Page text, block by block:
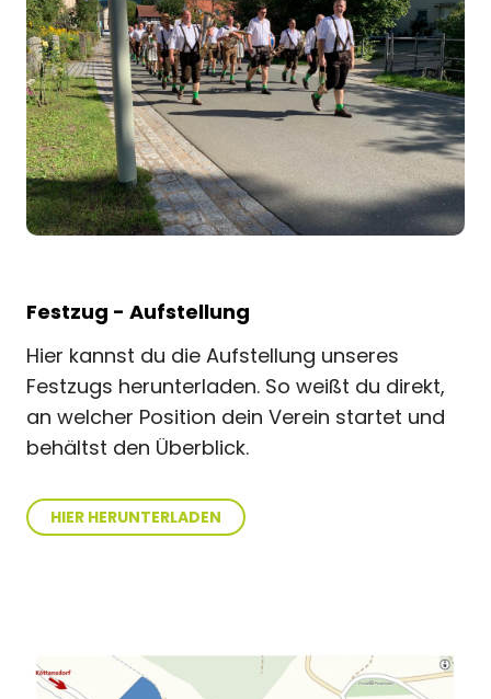
Festzug - Aufstellung
Hier kannst du die Aufstellung unseres
Festzugs herunterladen. So weißt du direkt,
an welcher Position dein Verein startet und
behältst den Überblick.
HIER HERUNTERLADEN